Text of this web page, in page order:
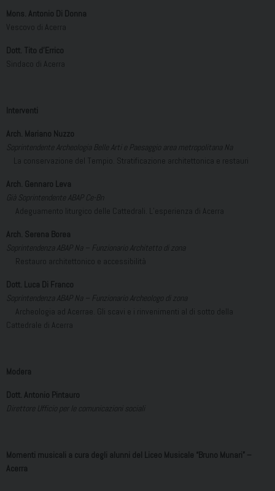
Mons. Antonio Di Donna
Vescovo di Acerra
Dott. Tito d’Errico
Sindaco di Acerra
Interventi
Arch. Mariano Nuzzo
Soprintendente Archeologia Belle Arti e Paesaggio area metropolitana Na
La conservazione del Tempio. Stratificazione architettonica e restauri
Arch. Gennaro Leva
Già Soprintendente ABAP Ce-Bn
Adeguamento liturgico delle Cattedrali. L’esperienza di Acerra
Arch. Serena Borea
Soprintendenza ABAP Na –
Funzionario Architetto di zona
Restauro architettonico e accessibilità
Dott. Luca Di Franco
Soprintendenza ABAP Na –
Funzionario Archeologo di zona
Archeologia ad Acerrae. Gli scavi e i rinvenimenti al di sotto della
Cattedrale di Acerra
Modera
Dott. Antonio Pintauro
Direttore Ufficio per le comunicazioni sociali
Momenti musicali a cura degli alunni del Liceo Musicale “Bruno Munari” –
Acerra